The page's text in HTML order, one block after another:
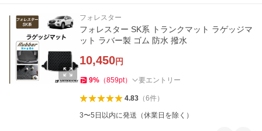
フォレスター
フォレスター SK系 トランクマット ラゲッジマ
ット ラバー製 ゴム 防水 撥水
10,450円
9% （859pt） 要エントリー
4.83（6件）
3〜5日以内に発送（休業日を除く）